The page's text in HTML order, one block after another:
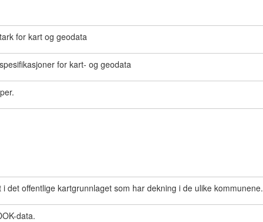
for kart og geodata
for kart- og geodata
det offentlige kartgrunnlaget som har dekning i de ulike kommunene.
data.